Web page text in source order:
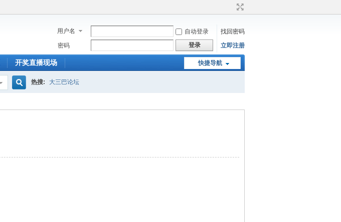
用户名 自动登录
找回密码
密码
登录 立即注册
快捷导航
开奖直播现场
热搜: 大三巴论坛